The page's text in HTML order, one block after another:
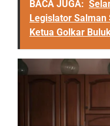
BACA JUGA:
Legislator
Ketua Golkar